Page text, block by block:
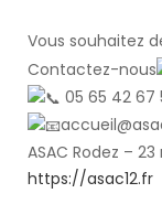
Vous souhaitez
Contactez-nous
05 65 42 67
ASAC Rodez –
https://asac12.fr